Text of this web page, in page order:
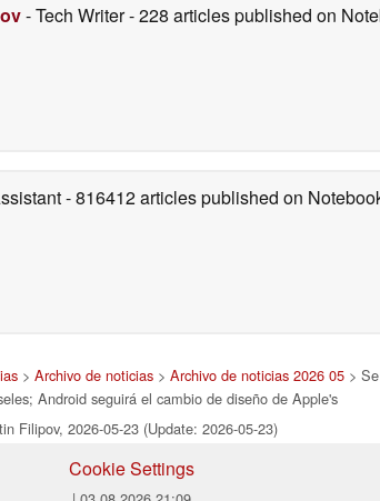
- Tech Writer- 228 articles published on
- 816412 articles published on
> Archivo de noticias > Archivo de noticias 2026 05 >
Android seguirá el cambio de diseño de Apple's
Filipov, 2026-05-23 (Update: 2026-05-23)
Cookie Settings